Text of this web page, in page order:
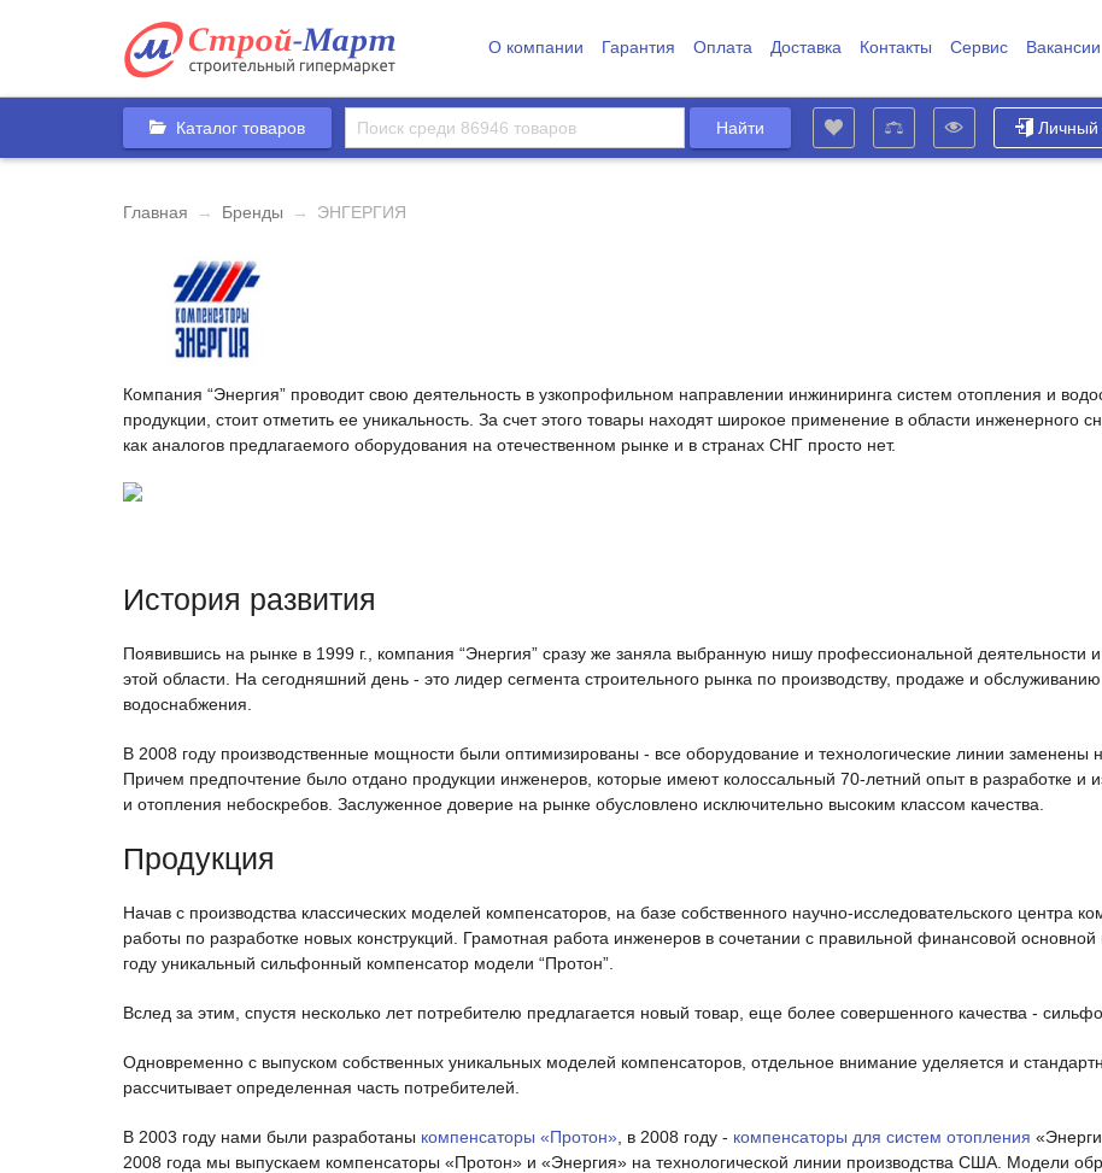
О компании Гарантия Оплата Доставка Контакты Сервис Вакансии
Каталог товаров Личный
Главная → Бренды → ЭНГЕРГИЯ
Компания “Энергия” проводит свою деятельность в узкопрофильном направлении инжиниринга систем отопления и
продукции, стоит отметить ее уникальность. За счет этого товары находят широкое применение в области
как аналогов предлагаемого оборудования на отечественном рынке и в странах СНГ просто нет.
История развития
Появившись на рынке в 1999 г., компания “Энергия” сразу же заняла выбранную нишу профессиональной деятельности
этой области. На сегодняшний день - это лидер сегмента строительного рынка по производству, продаже и
водоснабжения.
В 2008 году производственные мощности были оптимизированы - все оборудование и технологические линии заменены
Причем предпочтение было отдано продукции инженеров, которые имеют колоссальный 70-летний опыт в разработке и
и отопления небоскребов. Заслуженное доверие на рынке обусловлено исключительно высоким классом качества.
Продукция
Начав с производства классических моделей компенсаторов, на базе собственного научно-исследовательского центра
работы по разработке новых конструкций. Грамотная работа инженеров в сочетании с правильной финансовой
году уникальный сильфонный компенсатор модели “Протон”.
Вслед за этим, спустя несколько лет потребителю предлагается новый товар, еще более совершенного качества -
Одновременно с выпуском собственных уникальных моделей компенсаторов, отдельное внимание уделяется и
рассчитывает определенная часть потребителей.
В 2003 году нами были разработаны компенсаторы «Протон» , в 2008 году - компенсаторы для систем отопления
2008 года мы выпускаем компенсаторы «Протон» и «Энергия» на технологической линии производства США. Модели